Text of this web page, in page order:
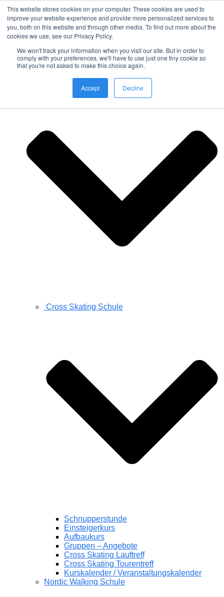
This website stores cookies on your computer. These cookies are used to
improve your website experience and provide more personalized services to
you, both on this website and through other media. To find out more about the
cookies we use, see our Privacy Policy.
We won't track your information when you visit our site. But in order to
comply with your preferences, we'll have to use just one tiny cookie so
that you're not asked to make this choice again.
Accept Decline
Nordic Sports Reutlingen
Navigation umschalten
Fitness
Cross Skating Schule
Schnupperstunde
Einsteigerkurs
Aufbaukurs
Gruppen – Angebote
Cross Skating Lauftreff
Cross Skating Tourentreff
Kurskalender / Veranstaltungskalender
Nordic Walking Schule